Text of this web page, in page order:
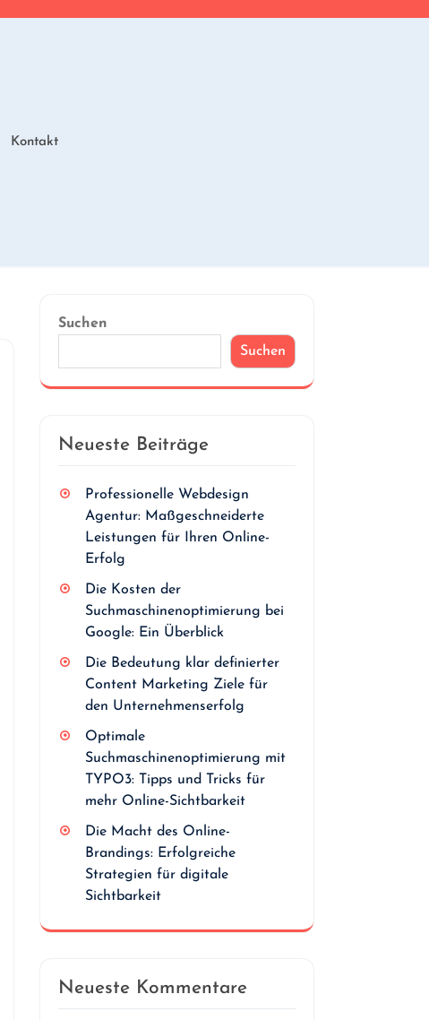
Kontakt
Suchen
Suchen
Neueste Beiträge
Professionelle Webdesign
Agentur: Maßgeschneiderte
Leistungen für Ihren Online-
Erfolg
Die Kosten der
Suchmaschinenoptimierung bei
Google: Ein Überblick
Die Bedeutung klar definierter
Content Marketing Ziele für
den Unternehmenserfolg
Optimale
Suchmaschinenoptimierung mit
TYPO3: Tipps und Tricks für
mehr Online-Sichtbarkeit
Die Macht des Online-
Brandings: Erfolgreiche
Strategien für digitale
Sichtbarkeit
Neueste Kommentare